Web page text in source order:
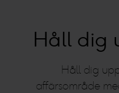
Håll dig
Håll dig
affärsområde